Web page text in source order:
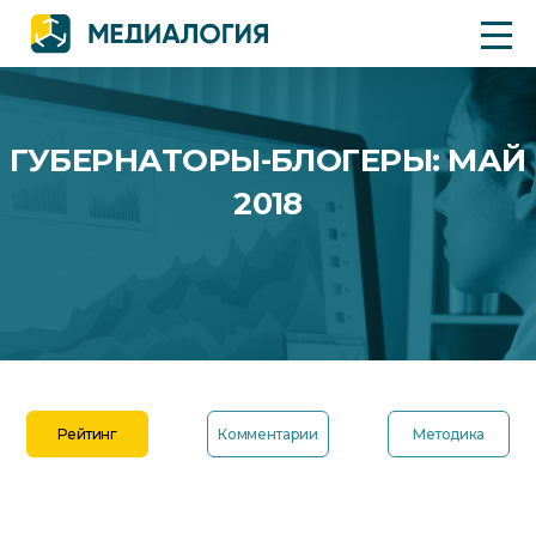
ГУБЕРНАТОРЫ-БЛОГЕРЫ: МАЙ
2018
Рейтинг Комментарии Методика